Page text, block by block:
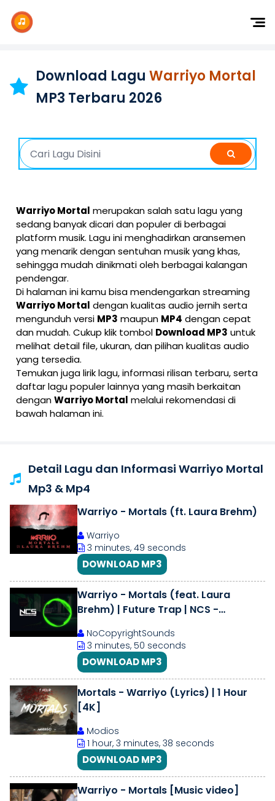
Dangdut
Barat
Download Lagu Warriyo Mortal
MP3 Terbaru 2026
Warriyo Mortal merupakan salah satu lagu yang
sedang banyak dicari dan populer di berbagai
platform musik. Lagu ini menghadirkan aransemen
yang menarik dengan sentuhan musik yang khas,
sehingga mudah dinikmati oleh berbagai kalangan
pendengar.
Di halaman ini kamu bisa mendengarkan streaming
Warriyo Mortal dengan kualitas audio jernih serta
mengunduh versi MP3 maupun MP4 dengan cepat
dan mudah. Cukup klik tombol Download MP3 untuk
melihat detail file, ukuran, dan pilihan kualitas audio
yang tersedia.
Temukan juga lirik lagu, informasi rilisan terbaru, serta
daftar lagu populer lainnya yang masih berkaitan
denganWarriyo Mortal melalui rekomendasi di
bawah halaman ini.
Detail Lagu dan Informasi Warriyo Mortal
Mp3 & Mp4
Warriyo - Mortals (ft. Laura Brehm)
Warriyo
3 minutes, 49 seconds
DOWNLOAD MP3
Warriyo - Mortals (feat. Laura
Brehm) | Future Trap | NCS -
NoCopyrightSounds
3 minutes, 50 seconds
DOWNLOAD MP3
Mortals - Warriyo (Lyrics) | 1 Hour
[4K]
Modios
1 hour, 3 minutes, 38 seconds
DOWNLOAD MP3
Warriyo - Mortals [Music video]